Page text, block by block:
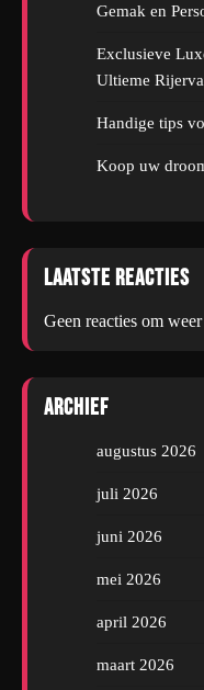
Gemak en
Exclusieve
Ultieme
Handige tips
Koop uw
Laatste reacties
Geen reacties om
Archief
augustus 2026
juli 2026
juni 2026
mei 2026
april 2026
maart 2026